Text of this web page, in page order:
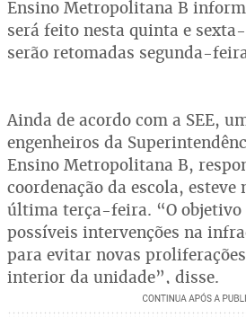
Ensino Metropolitana B
será feito nesta quinta e
serão retomadas segunda-
Ainda de acordo com a SEE,
engenheiros da
Ensino Metropolitana B,
coordenação da escola,
última terça-feira. “O
possíveis intervenções na
para evitar novas
interior da unidade”, disse.